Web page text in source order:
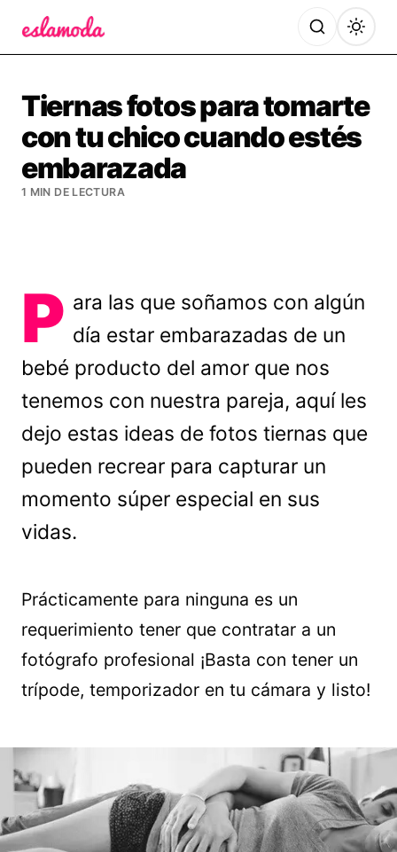
Tiernas fotos para tomarte
con tu chico cuando estés
embarazada
1 MIN DE LECTURA
P ara las que soñamos con algún
día estar embarazadas de un
bebé producto del amor que nos
tenemos con nuestra pareja, aquí les
dejo estas ideas de fotos tiernas que
pueden recrear para capturar un
momento súper especial en sus
vidas.
Prácticamente para ninguna es un
requerimiento tener que contratar a un
fotógrafo profesional ¡Basta con tener un
trípode, temporizador en tu cámara y listo!